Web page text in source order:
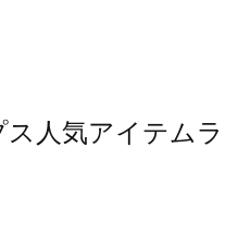
人気アイテム